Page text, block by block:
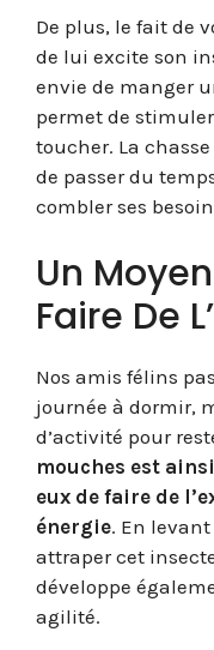
De plus, le fait de
de lui excite son
envie de manger
permet de stimuler
toucher. La
de passer du
combler ses
Un
Faire De
Nos amis félins
journée à dormir,
d’activité pour
mouches est
eux de faire de
énergie. En
attraper cet
développe
agilité.